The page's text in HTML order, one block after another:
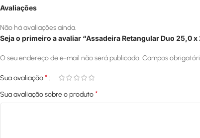
Avaliações
Não há avaliações ainda.
Seja o primeiro a avaliar “Assadeira Retangular Duo 25,0
O seu endereço de e-mail não será publicado. Campos
Sua avaliação*
Sua avaliação sobre o produto*